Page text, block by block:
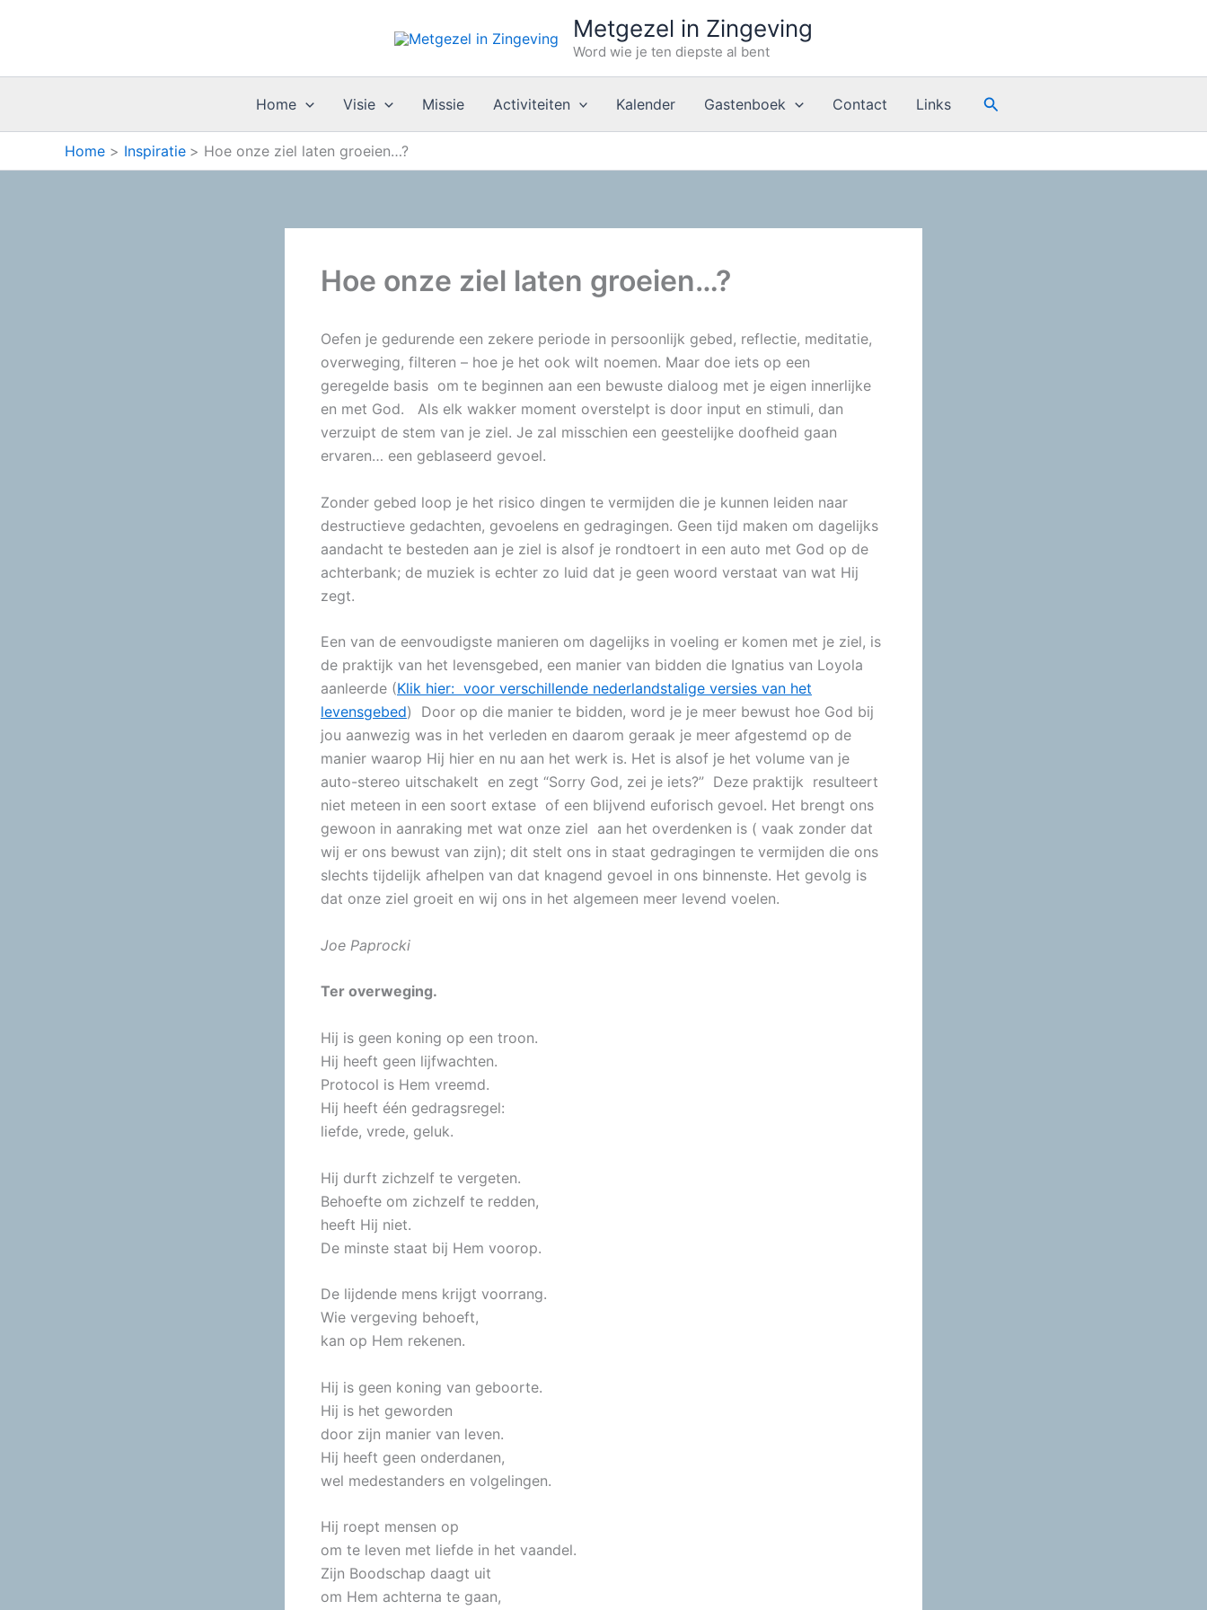
inhoud
Metgezel in Zingeving
Word wie je ten diepste al bent
Home Visie Missie Activiteiten Kalender Gastenboek Contact Links Zoeken
Home Inspiratie Hoe onze ziel laten groeien…?
Hoe onze ziel laten groeien…?
Oefen je gedurende een zekere periode in persoonlijk gebed, reflectie, meditatie,
overweging, filteren – hoe je het ook wilt noemen. Maar doe iets op een
geregelde basis om te beginnen aan een bewuste dialoog met je eigen innerlijke
en met God. Als elk wakker moment overstelpt is door input en stimuli, dan
verzuipt de stem van je ziel. Je zal misschien een geestelijke doofheid gaan
ervaren… een geblaseerd gevoel.
Zonder gebed loop je het risico dingen te vermijden die je kunnen leiden naar
destructieve gedachten, gevoelens en gedragingen. Geen tijd maken om dagelijks
aandacht te besteden aan je ziel is alsof je rondtoert in een auto met God op de
achterbank; de muziek is echter zo luid dat je geen woord verstaat van wat Hij
zegt.
Een van de eenvoudigste manieren om dagelijks in voeling er komen met je ziel, is
de praktijk van het levensgebed, een manier van bidden die Ignatius van Loyola
aanleerde (Klik hier: voor verschillende nederlandstalige versies van het
levensgebed) Door op die manier te bidden, word je je meer bewust hoe God bij
jou aanwezig was in het verleden en daarom geraak je meer afgestemd op de
manier waarop Hij hier en nu aan het werk is. Het is alsof je het volume van je
auto-stereo uitschakelt en zegt “Sorry God, zei je iets?” Deze praktijk resulteert
niet meteen in een soort extase of een blijvend euforisch gevoel. Het brengt ons
gewoon in aanraking met wat onze ziel aan het overdenken is ( vaak zonder dat
wij er ons bewust van zijn); dit stelt ons in staat gedragingen te vermijden die ons
slechts tijdelijk afhelpen van dat knagend gevoel in ons binnenste. Het gevolg is
dat onze ziel groeit en wij ons in het algemeen meer levend voelen.
Joe Paprocki
Ter overweging.
Hij is geen koning op een troon.
Hij heeft geen lijfwachten.
Protocol is Hem vreemd.
Hij heeft één gedragsregel:
liefde, vrede, geluk.
Hij durft zichzelf te vergeten.
Behoefte om zichzelf te redden,
heeft Hij niet.
De minste staat bij Hem voorop.
De lijdende mens krijgt voorrang.
Wie vergeving behoeft,
kan op Hem rekenen.
Hij is geen koning van geboorte.
Hij is het geworden
door zijn manier van leven.
Hij heeft geen onderdanen,
wel medestanders en volgelingen.
Hij roept mensen op
om te leven met liefde in het vaandel.
Zijn Boodschap daagt uit
om Hem achterna te gaan,